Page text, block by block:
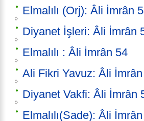
Elmalılı (Orj): Âli İmrân
Diyanet İşleri: Âli İmrân
Elmalılı : Âli İmrân 54
Ali Fikri Yavuz: Âli
Diyanet Vakfi: Âli İmrân
Elmalılı(Sade): Âli